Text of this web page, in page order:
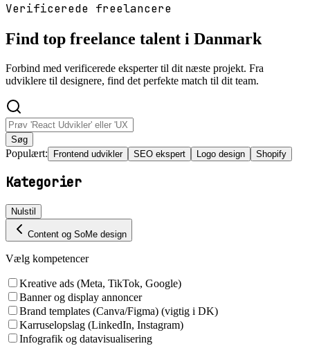
Verificerede freelancere
Find top freelance talent i Danmark
Forbind med verificerede eksperter til dit næste projekt. Fra
udviklere til designere, find det perfekte match til dit team.
Søg
Populært: Frontend udvikler SEO ekspert Logo design Shopify
Kategorier
Nulstil
Content og SoMe design
Vælg kompetencer
Kreative ads (Meta, TikTok, Google)
Banner og display annoncer
Brand templates (Canva/Figma) (vigtig i DK)
Karruselopslag (LinkedIn, Instagram)
Infografik og datavisualisering